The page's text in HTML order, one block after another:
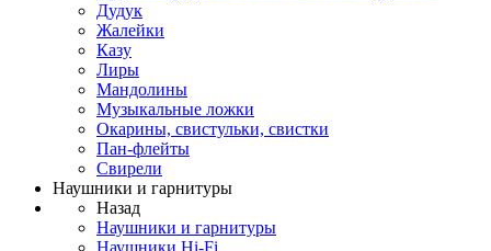
Дудук
Жалейки
Казу
Лиры
Мандолины
Музыкальные ложки
Окарины, свистульки, свистки
Пан-флейты
Свирели
Наушники и гарнитуры
Назад
Наушники и гарнитуры
Наушники Hi-Fi